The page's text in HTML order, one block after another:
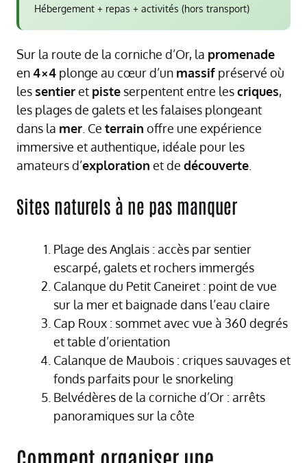
Hébergement + repas + activités (hors transport)
Sur la route de la corniche d’Or, la promenade
en4×4 plonge au cœur d’un massif préservé où
les sentieret piste serpentent entre lescriques,
les plages de galets et les falaises plongeant
dans la mer . Ce terrain offre une expérience
immersive et authentique, idéale pour les
amateurs d’exploration et de découverte
Sites naturels à ne pas manquer
Plage des Anglais : accès par sentier
escarpé, galets et rochers immergés
Calanque du Petit Caneiret : point de vue
sur la mer et baignade dans l’eau claire
Cap Roux : sommet avec vue à 360 degrés
et table d’orientation
Calanque de Maubois : criques sauvages et
fonds parfaits pour le snorkeling
Belvédères de la corniche d’Or : arrêts
panoramiques sur la côte